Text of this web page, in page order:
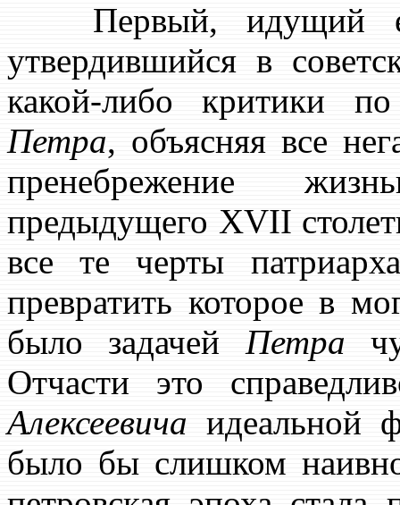
Первый, идущий
утвердившийся в
какой-либо критики
Петра, объясняя все
пренебрежение
предыдущего XVII
все те черты
превратить которое в
было задачей Петра
Отчасти это
Алексеевича идеальной
было бы слишком